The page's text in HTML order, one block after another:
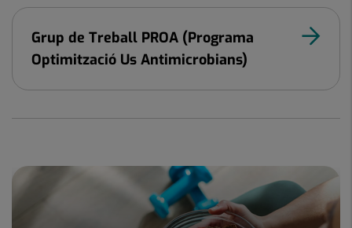
Grup de Treball PROA (Programa
Optimització Us Antimicrobians)